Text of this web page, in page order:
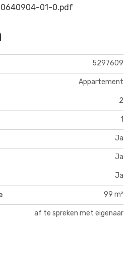
01-0.pdf
5297609
Appartement
2
1
Ja
Ja
Ja
99 m²
af te spreken met eigenaar